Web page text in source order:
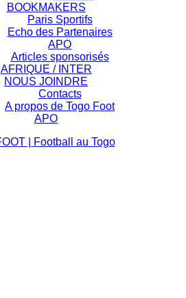
BOOKMAKERS
Paris Sportifs
Echo des Partenaires
APO
Articles sponsorisés
AFRIQUE / INTER
NOUS JOINDRE
Contacts
A propos de Togo Foot
APO